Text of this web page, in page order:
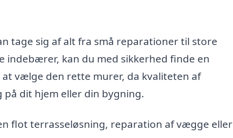
tage sig af alt fra små reparationer til store
indebærer, kan du med sikkerhed finde en
vælge den rette murer, da kvaliteten af
dit hjem eller din bygning.
flot terrasseløsning, reparation af vægge eller